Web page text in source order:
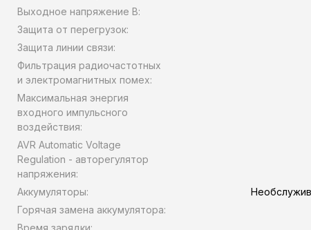
Выходное напряжение В:
Защита от перегрузок:
Защита линии связи:
Фильтрация радиочастотных
и электромагнитных помех:
Максимальная энергия
входного импульсного
воздействия:
AVR Automatic Voltage
Regulation - авторегулятор
напряжения:
Аккумуляторы:
Горячая замена аккумулятора:
Время зарядки: